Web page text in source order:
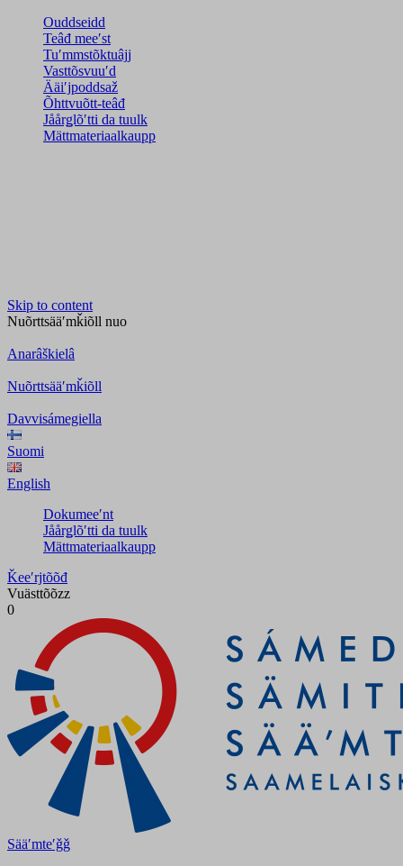
Ouddseidd
Teâđ meeʹst
Tuʹmmstõktuâjj
Vasttõsvuuʹd
Ääiʹjpoddsaž
Õhttvuõtt-teâđ
Jåårǥlõʹtti da tuulk
Mättmateriaalkaupp
Skip to content
Nuõrttsääʹmǩiõll nuo
Anarâškielâ
Nuõrttsääʹmǩiõll
Davvisámegiella
Suomi
English
Dokumeeʹnt
Jåårǥlõʹtti da tuulk
Mättmateriaalkaupp
Ǩeeʹrjtõõđ
Vuästtõõzz
0
Sääʹmteʹǧǧ